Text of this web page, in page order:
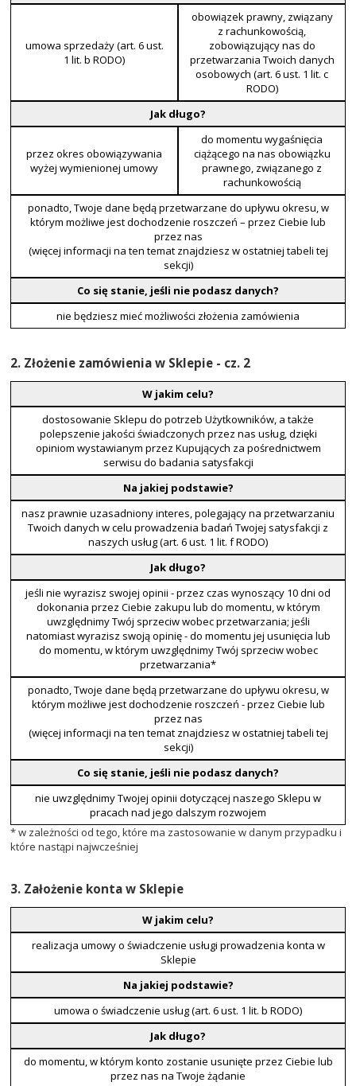
umowa sprzedaży (art. 6 ust.
1 lit. b RODO)
obowiązek prawny, związany
z rachunkowością,
zobowiązujący nas do
przetwarzania Twoich danych
osobowych (art. 6 ust. 1 lit. c
RODO)
Jak długo?
przez okres obowiązywania
wyżej wymienionej umowy
do momentu wygaśnięcia
ciążącego na nas obowiązku
prawnego, związanego z
rachunkowością
ponadto, Twoje dane będą przetwarzane do upływu okresu, w
którym możliwe jest dochodzenie roszczeń – przez Ciebie lub
przez nas
(więcej informacji na ten temat znajdziesz w ostatniej tabeli tej
sekcji)
Co się stanie, jeśli nie podasz danych?
nie będziesz mieć możliwości złożenia zamówienia
2. Złożenie zamówienia w Sklepie - cz. 2
W jakim celu?
dostosowanie Sklepu do potrzeb Użytkowników, a także
polepszenie jakości świadczonych przez nas usług, dzięki
opiniom wystawianym przez Kupujących za pośrednictwem
serwisu do badania satysfakcji
Na jakiej podstawie?
nasz prawnie uzasadniony interes, polegający na przetwarzaniu
Twoich danych w celu prowadzenia badań Twojej satysfakcji z
naszych usług (art. 6 ust. 1 lit. f RODO)
Jak długo?
jeśli nie wyrazisz swojej opinii - przez czas wynoszący 10 dni od
dokonania przez Ciebie zakupu lub do momentu, w którym
uwzględnimy Twój sprzeciw wobec przetwarzania; jeśli
natomiast wyrazisz swoją opinię - do momentu jej usunięcia lub
do momentu, w którym uwzględnimy Twój sprzeciw wobec
przetwarzania*
ponadto, Twoje dane będą przetwarzane do upływu okresu, w
którym możliwe jest dochodzenie roszczeń - przez Ciebie lub
przez nas
(więcej informacji na ten temat znajdziesz w ostatniej tabeli tej
sekcji)
Co się stanie, jeśli nie podasz danych?
nie uwzględnimy Twojej opinii dotyczącej naszego Sklepu w
pracach nad jego dalszym rozwojem
* w zależności od tego, które ma zastosowanie w danym przypadku i
które nastąpi najwcześniej
3. Założenie konta w Sklepie
W jakim celu?
realizacja umowy o świadczenie usługi prowadzenia konta w
Sklepie
Na jakiej podstawie?
umowa o świadczenie usług (art. 6 ust. 1 lit. b RODO)
Jak długo?
do momentu, w którym konto zostanie usunięte przez Ciebie lub
przez nas na Twoje żądanie